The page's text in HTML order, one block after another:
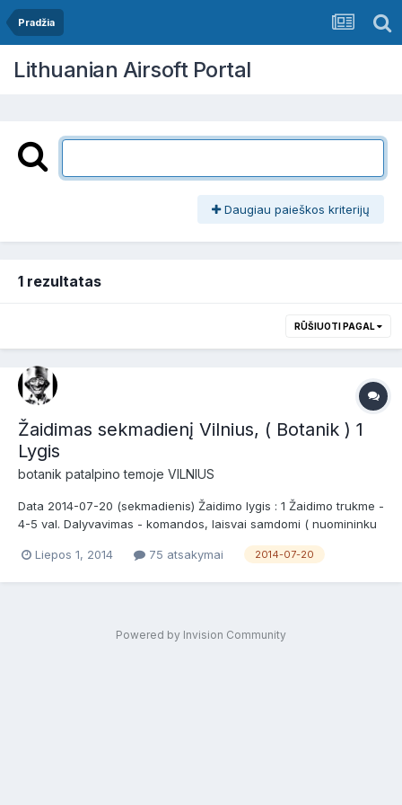
Pradžia
Lithuanian Airsoft Portal
Daugiau paieškos kriterijų
1 rezultatas
RŪŠIUOTI PAGAL
Žaidimas sekmadienį Vilnius, ( Botanik ) 1
Lygis
botanik patalpino temoje VILNIUS
Data 2014-07-20 (sekmadienis) Žaidimo lygis : 1 Žaidimo trukme -
4-5 val. Dalyvavimas - komandos, laisvai samdomi ( nuomininku
11 00 val. Vieta http://www.maps.lt/map/default.aspx?
Liepos 1, 2014 75 atsakymai 2014-07-20
Powered by Invision Community